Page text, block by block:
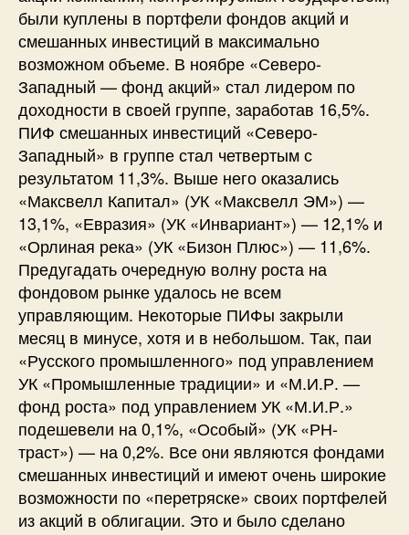
были куплены в портфели фондов акций и
смешанных инвестиций в максимально
возможном объеме. В ноябре «Северо-
Западный — фонд акций» стал лидером по
доходности в своей группе, заработав 16,5%.
ПИФ смешанных инвестиций «Северо-
Западный» в группе стал четвертым с
результатом 11,3%. Выше него оказались
«Максвелл Капитал» (УК «Максвелл ЭМ») —
13,1%, «Евразия» (УК «Инвариант») — 12,1% и
«Орлиная река» (УК «Бизон Плюс») — 11,6%.
Предугадать очередную волну роста на
фондовом рынке удалось не всем
управляющим. Некоторые ПИФы закрыли
месяц в минусе, хотя и в небольшом. Так, паи
«Русского промышленного» под управлением
УК «Промышленные традиции» и «М.И.Р. —
фонд роста» под управлением УК «М.И.Р.»
подешевели на 0,1%, «Особый» (УК «РН-
траст») — на 0,2%. Все они являются фондами
смешанных инвестиций и имеют очень широкие
возможности по «перетряске» своих портфелей
из акций в облигации. Это и было сделано